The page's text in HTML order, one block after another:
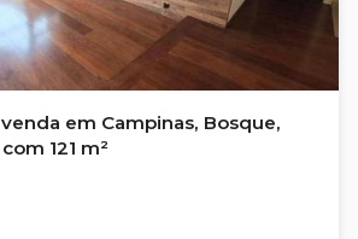
em Campinas, Bosque,
121 m²